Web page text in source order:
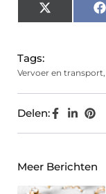
X
(Twitter)
Tags:
Vervoer en transport,
Delen:
Meer Berichten